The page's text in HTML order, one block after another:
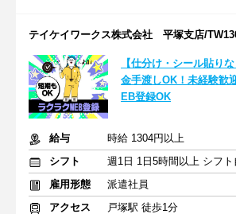
テイケイワークス株式会社 平塚支店/
【仕分け・シール貼り
金手渡しOK！未経験歓
EB登録OK
給与
時給 1304円以上
シフト
週1日 1日5時間以上 シフ
雇用形態
派遣社員
アクセス
戸塚駅 徒歩1分